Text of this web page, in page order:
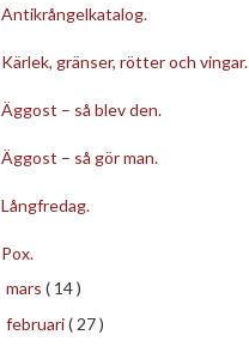
Antikrångelkatalog.
Kärlek, gränser, rötter och vingar.
Äggost – så blev den.
Äggost – så gör man.
Långfredag.
Pox.
mars ( 14 )
februari( 27 )